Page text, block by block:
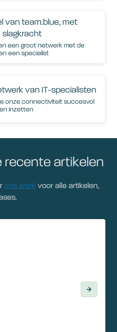
van team.blue, met
slagkracht
een groot netwerk met de
een specialist
van IT-specialisten
onze connectiviteit succesvol
inzetten
recente artikelen
ons werk voor alle artikelen,